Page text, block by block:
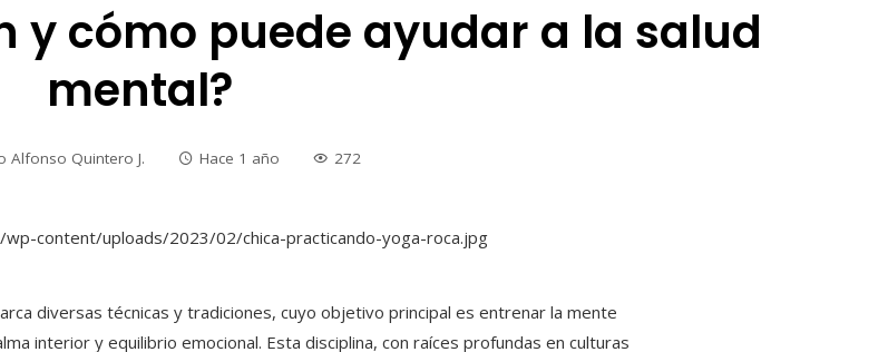
y cómo puede ayudar a la salud
mental?
Alfonso Quintero J. Hace 1 año 272
diversas técnicas y tradiciones, cuyo objetivo principal es entrenar la mente
interior y equilibrio emocional. Esta disciplina, con raíces profundas en culturas